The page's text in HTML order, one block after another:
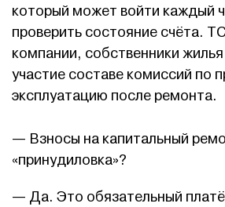
который может войти каждый
проверить состояние счёта.
компании, собственники
участие составе комиссий по
эксплуатацию после ремонта.
— Взносы на капитальный
«принудиловка»?
— Да. Это обязательный